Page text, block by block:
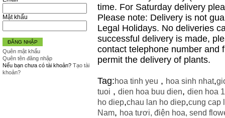
Mật khẩu
ĐĂNG NHẬP
Quên mật khẩu
Quên tên đăng nhập
Nếu bạn chưa có tài khoản? Tạo tài
khoản?
time. For Saturday delivery
Please note: Delivery is not
Legal Holidays. No deliveries
successful delivery is made,
contact telephone number and
permit the delivery of plants.
Tag:hoa tinh yeu , hoa sinh nhat,
tuoi , dien hoa buu dien, dien hoa
ho diep,chau lan ho diep,cung cap
Nam, hoa tươi, điện hoa, send